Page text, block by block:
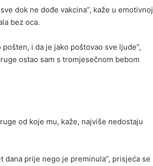
dok ne dođe vakcina”, kaže u emotivnoj
bez oca.
i da je jako poštovao sve ljude”,
ostao sam s tromjesečnom bebom
od koje mu, kaže, najviše nedostaju
prije nego je preminula”, prisjeća se